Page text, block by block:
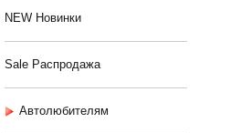
NEW Новинки
Sale Распродажа
Автолюбителям